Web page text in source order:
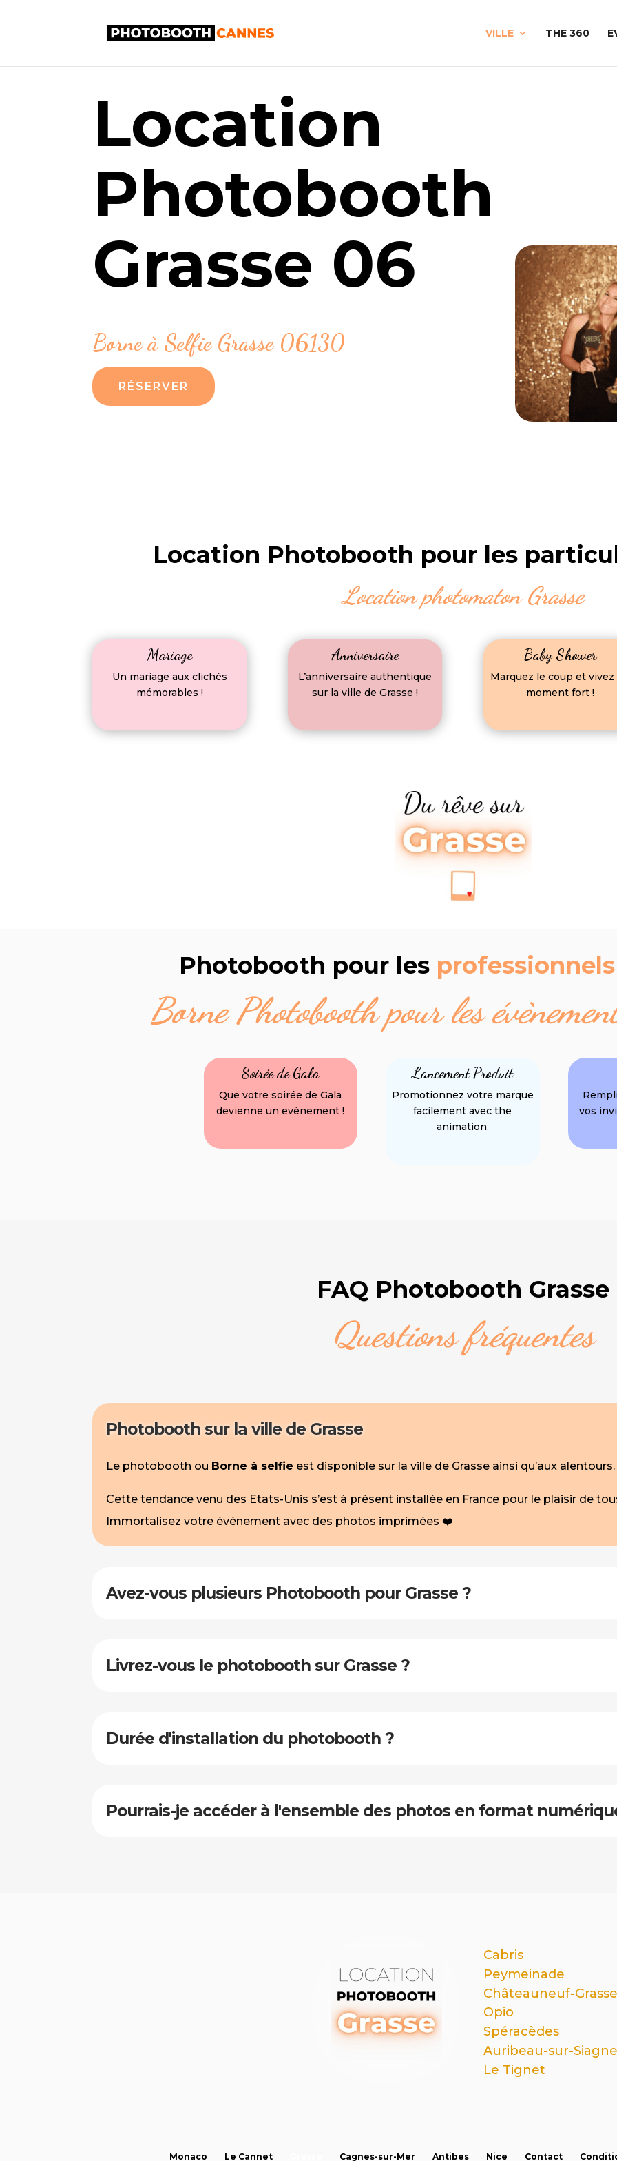
VILLE THE 360
Location
Photobooth
Grasse 06
Borne à Selfie Grasse 06130
RÉSERVER
Location Photobooth pour les
Location photomaton Grasse
Mariage
Un mariage aux clichés
mémorables !
Anniversaire
L’anniversaire authentique
sur la ville de Grasse !
Baby Shower
Marquez le coup et vivez
moment fort !
Photobooth pour les professionnels
Borne Photobooth pour les
Soirée de Gala
Que votre soirée de Gala
devienne un evènement !
Lancement Produit
Promotionnez votre marque
facilement avec the
animation.
vos
FAQ Photobooth Grasse
Questions fréquentes
Photobooth sur la ville de Grasse
Le photobooth ou Borne à selfie est disponible sur la ville de Grasse ainsi qu’aux alentours.
Cette tendance venu des Etats-Unis s’est à présent installée en France pour le plaisir de
Immortalisez votre événement avec des photos imprimées ❤️
Avez-vous plusieurs Photobooth pour Grasse ?
Livrez-vous le photobooth sur Grasse ?
Durée d'installation du photobooth ?
Pourrais-je accéder à l'ensemble des photos en format
Cabris
Peymeinade
Châteauneuf-Grasse
Opio
Spéracèdes
Auribeau-sur-Siagne
Le Tignet
Monaco Le Cannet Cagnes-sur-Mer Antibes Nice Contact